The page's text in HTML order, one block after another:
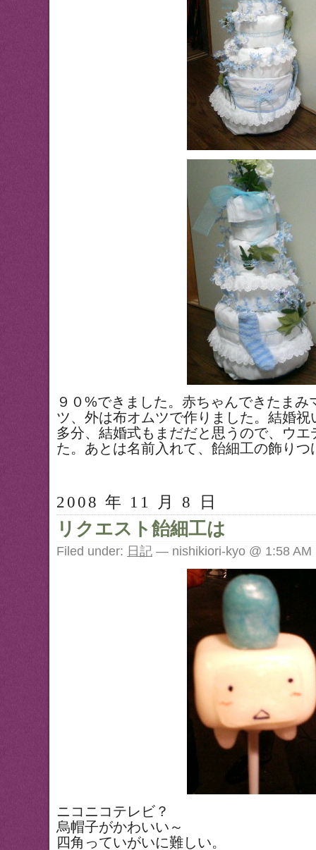
９０%できました。赤ちゃんできたま
ツ、外は布オムツで作りました。結婚
多分、結婚式もまだだと思うので、ウ
た。あとは名前入れて、飴細工の飾りつ
2008 年 11 月 8 日
リクエスト飴細工は
Filed under: 日記 — nishikiori-kyo @ 1:58 AM
ニコニコテレビ？
烏帽子がかわいい～
四角っていがいに難しい。